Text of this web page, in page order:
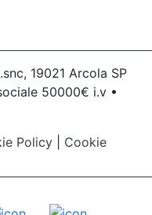
19021 Arcola SP
50000€ i.v •
Policy
Cookie